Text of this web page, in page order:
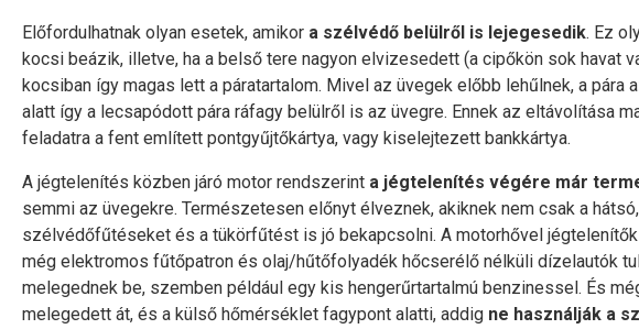
Előfordulhatnak olyan esetek, amikor a szélvédő belülről is lejegesedik. Ez
kocsi beázik, illetve, ha a belső tere nagyon elvizesedett (a cipőkön sok havat
kocsiban így magas lett a páratartalom. Mivel az üvegek előbb lehűlnek, a pára
alatt így a lecsapódott pára ráfagy belülről is az üvegre. Ennek az eltávolítása
feladatra a fent említett pontgyűjtőkártya, vagy kiselejtezett bankkártya.
A jégtelenítés közben járó motor rendszerint a jégtelenítés végére már
semmi az üvegekre. Természetesen előnyt élveznek, akiknek nem csak a
szélvédőfűtéseket és a tükörfűtést is jó bekapcsolni. A motorhővel
még elektromos fűtőpatron és olaj/hűtőfolyadék hőcserélő nélküli dízelautók
melegednek be, szemben például egy kis hengerűrtartalmú benzinessel. És
melegedett át, és a külső hőmérséklet fagypont alatti, addig ne használják a